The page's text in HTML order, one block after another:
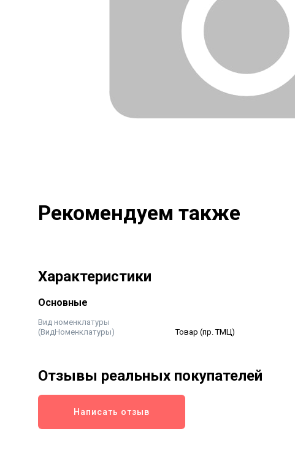
Рекомендуем также
Характеристики
Основные
Вид номенклатуры
(ВидНоменклатуры)
Товар (пр. ТМЦ)
Отзывы реальных покупателей
Написать отзыв